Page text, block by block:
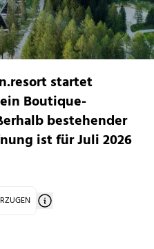
startet
Boutique-
bestehender
ist für Juli 2026